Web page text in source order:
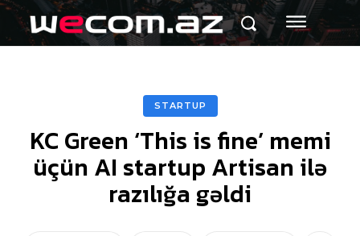
STARTUP
KC Green ‘This is fine’ memi
üçün AI startup Artisan ilə
razılığa gəldi